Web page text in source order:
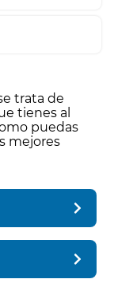
trata de
tienes al
puedas
mejores